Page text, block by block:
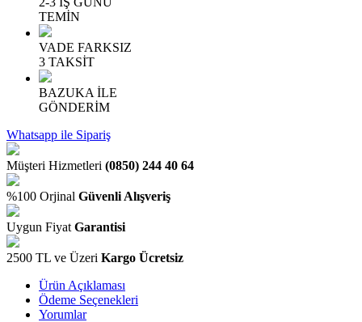
TEMİN
VADE FARKSIZ
3 TAKSİT
BAZUKA İLE
GÖNDERİM
Whatsapp ile Sipariş
Müşteri Hizmetleri (0850) 244 40 64
%100 Orjinal Güvenli Alışveriş
Uygun Fiyat Garantisi
2500 TL ve Üzeri Kargo Ücretsiz
Ürün Açıklaması
Ödeme Seçenekleri
Yorumlar